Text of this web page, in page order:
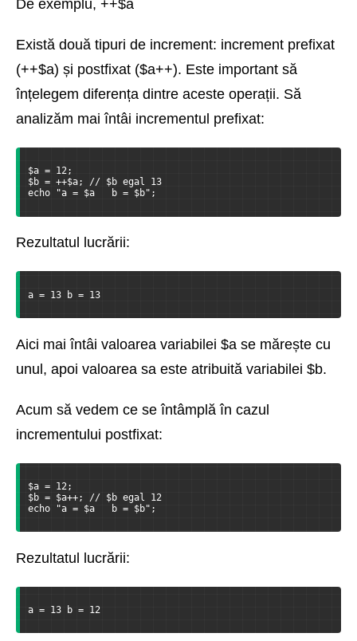
De exemplu, ++$a
Există două tipuri de increment: increment prefixat
(++$a) și postfixat ($a++). Este important să
înțelegem diferența dintre aceste operații. Să
analizăm mai întâi incrementul prefixat:
$a = 12;
$b = ++$a; // $b egal 13
echo "a = $a   b = $b";
Rezultatul lucrării:
a = 13 b = 13
Aici mai întâi valoarea variabilei $a se mărește cu
unul, apoi valoarea sa este atribuită variabilei $b.
Acum să vedem ce se întâmplă în cazul
incrementului postfixat:
$a = 12;
$b = $a++; // $b egal 12
echo "a = $a   b = $b";
Rezultatul lucrării:
a = 13 b = 12